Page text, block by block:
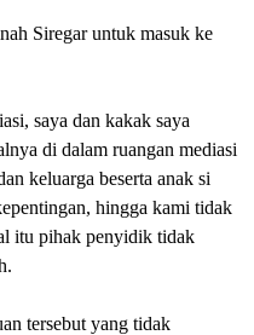
Siregar untuk masuk ke
saya dan kakak saya
di dalam ruangan mediasi
keluarga beserta anak si
hingga kami tidak
itu pihak penyidik tidak
tersebut yang tidak